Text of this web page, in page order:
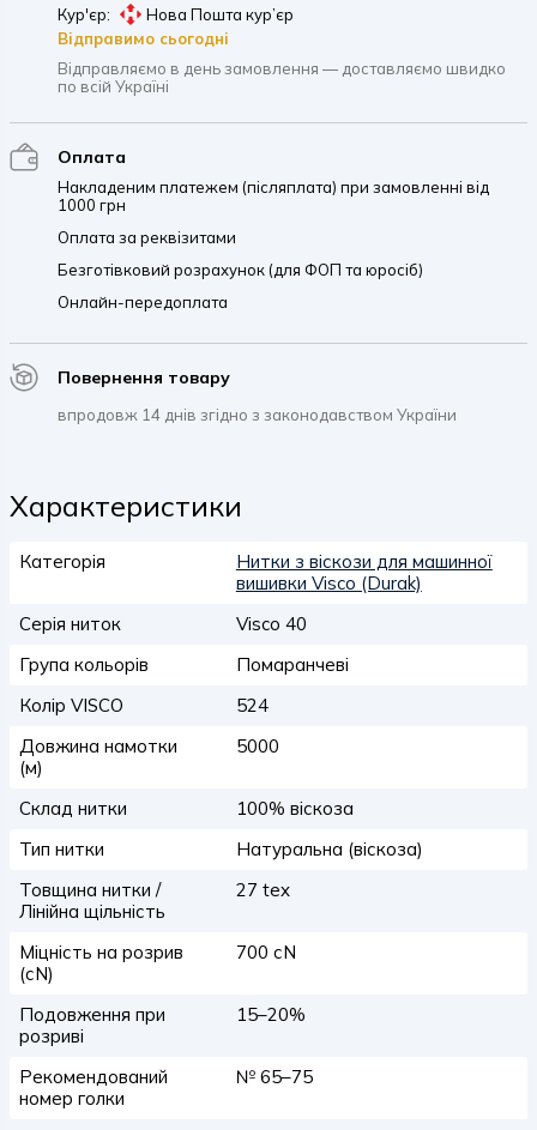
Кур'єр:
Нова Пошта кур’єр
Відправимо сьогодні
Відправляємо в день замовлення — доставляємо швидко
по всій Україні
Оплата
Накладеним платежем (післяплата) при замовленні від
1000 грн
Оплата за реквізитами
Безготівковий розрахунок (для ФОП та юросіб)
Онлайн-передоплата
Повернення товару
впродовж 14 днів згідно з законодавством України
Характеристики
Категорія
Нитки з віскози для машинної
вишивки Visco (Durak)
Серія ниток
Visco 40
Група кольорів
Помаранчеві
Колір VISCO
524
Довжина намотки
(м)
5000
Склад нитки
100% віскоза
Тип нитки
Натуральна (віскоза)
Товщина нитки /
Лінійна щільність
27 tex
Міцність на розрив
(сN)
700 сN
Подовження при
розриві
15–20%
Рекомендований
номер голки
№ 65–75